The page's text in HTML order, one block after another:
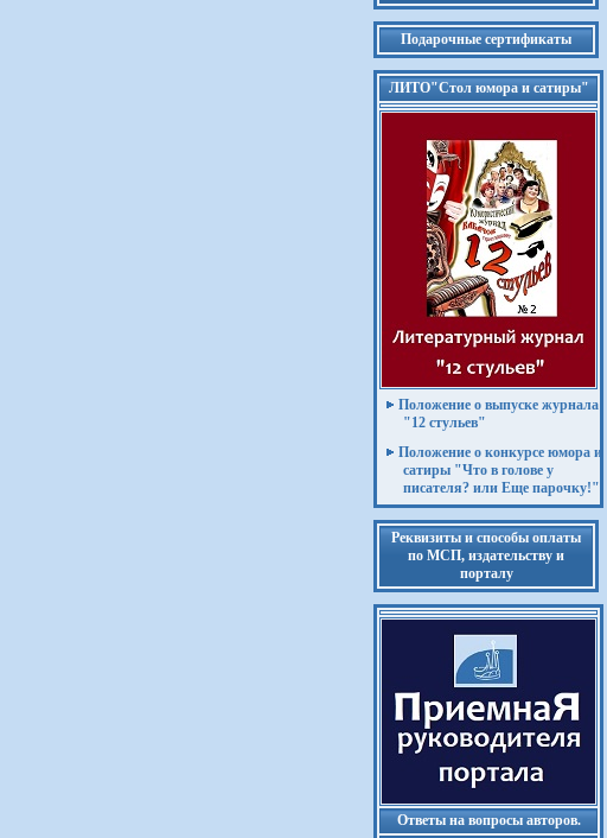
Подарочные сертификаты
ЛИТО"Стол юмора и сатиры"
Положение о выпуске журнала
"12 стульев"
Положение о конкурсе юмора и
сатиры "Что в голове у
писателя? или Еще парочку!"
Реквизиты и способы оплаты
по МСП, издательству и
порталу
Ответы на вопросы авторов.